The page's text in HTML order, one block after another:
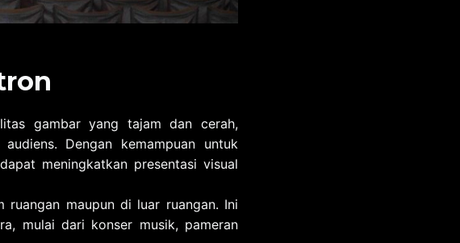
gambar yang tajam dan cerah,
Dengan kemampuan untuk
meningkatkan presentasi visual
ruangan maupun di luar ruangan. Ini
mulai dari konser musik, pameran